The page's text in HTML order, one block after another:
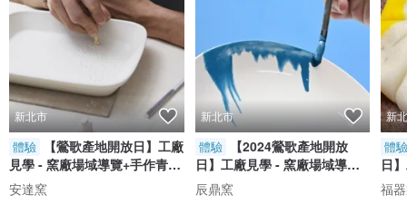
新北市
體驗
【鶯歌產地開放日】工廠
見學 - 窯廠場域導覽+手作青瓷
盤
安達窯
新北市
體驗
【2024鶯歌產地開放
日】工廠見學 - 窯廠場域導覽
+流釉彩繪瓷盤體
辰鼎窯
新
體
日
福